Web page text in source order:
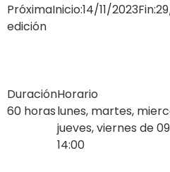
Próxima
edición
Inicio:14/11/2023Fin:
Duración
60 horas
Horario
lunes, martes,
jueves, viernes de
14:00